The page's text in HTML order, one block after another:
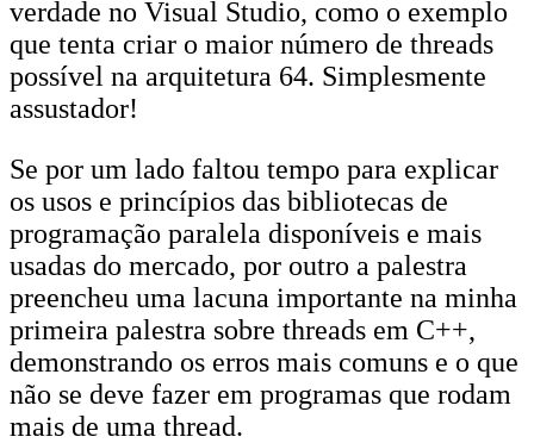
verdade no Visual Studio, como o exemplo
que tenta criar o maior número de threads
possível na arquitetura 64. Simplesmente
assustador!
Se por um lado faltou tempo para explicar
os usos e princípios das bibliotecas de
programação paralela disponíveis e mais
usadas do mercado, por outro a palestra
preencheu uma lacuna importante na minha
primeira palestra sobre threads em C++,
demonstrando os erros mais comuns e o que
não se deve fazer em programas que rodam
mais de uma thread.